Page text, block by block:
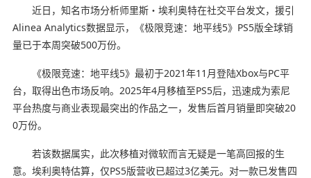
近日，知名市场分析师里斯・埃利奥特在社交平台发文，援引
Alinea Analytics数据显示，《极限竞速：地平线5》PS5版全球销
量已于本周突破500万份。
《极限竞速：地平线5》最初于2021年11月登陆Xbox与PC平
台，取得出色市场反响。2025年4月移植至PS5后，迅速成为索尼
平台热度与商业表现最突出的作品之一，发售后首月销量即突破20
0万份。
若该数据属实，此次移植对微软而言无疑是一笔高回报的生
意。埃利奥特估算，仅PS5版营收已超过3亿美元。对一款已发售四